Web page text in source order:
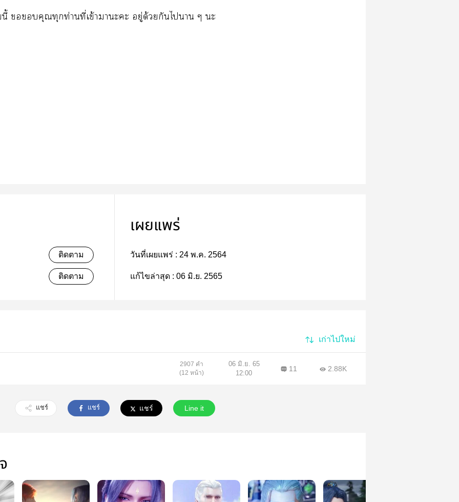
คุณทุกท่านที่เข้าาะะ อยู่ด้วยกันไา ๆ ะ
ติดตาม
ติดตาม
เผยแพร่
วันที่เผยแพร่ : 24 พ.ค. 2564
แก้ไขล่าสุด : 06 มิ.ย. 2565
เก่าไปใหม่
2907 คำ
(12 หน้า)
06 มิ.ย. 65
12:00
11 2.88K
แชร์ แชร์ แชร์ Line it